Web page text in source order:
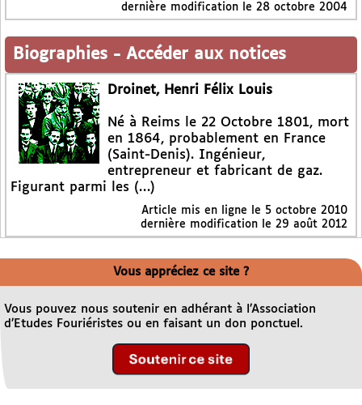
dernière modification le 28 octobre 2004
Biographies - Accéder aux notices
Droinet, Henri Félix Louis
Né à Reims le 22 Octobre 1801, mort
en 1864, probablement en France
(Saint-Denis). Ingénieur,
entrepreneur et fabricant de gaz.
Figurant parmi les (…)
Article mis en ligne le 5 octobre 2010
dernière modification le 29 août 2012
Vous appréciez ce site ?
Vous pouvez nous soutenir en adhérant à l’Association
d’Etudes Fouriéristes ou en faisant un don ponctuel.